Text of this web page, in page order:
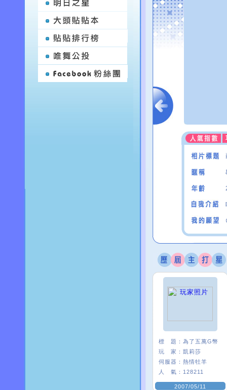
標 題： 為了五萬G幣
玩 家： 凱莉莎
伺服器： 熱情牡羊
人 氣： 128211
2007/05/11